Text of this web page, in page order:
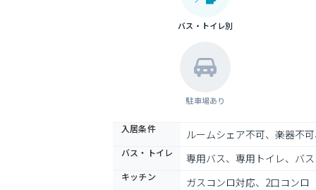
バス・トイレ別
駐車場あり
入居条件 ルームシェア不可、楽器不
バス・トイレ 専用バス、専用トイレ、バ
キッチン ガスコンロ対応、2口コンロ